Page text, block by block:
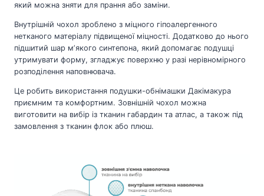
який можна зняти для прання або заміни.
Внутрішній чохол зроблено з міцного гіпоалергенного
нетканого матеріалу підвищеної міцності. Додатково до нього
підшитий шар мʼякого синтепона, який допомагає подушці
утримувати форму, згладжує поверхню у разі нерівномірного
розподілення наповнювача.
Це робить використання подушки-обнімашки Дакімакура
приємним та комфортним. Зовнішній чохол можна
виготовити на вибір із тканин габардин та атлас, а також під
замовлення з тканин флок або плюш.